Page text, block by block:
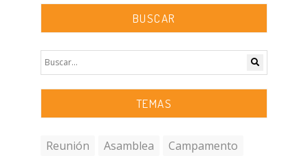
BUSCAR
TEMAS
Reunión Asamblea
Campamento